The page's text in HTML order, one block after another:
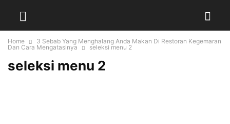
Home
3 Sebab Yang Menghalang Anda Makan Di Restoran Kegemaran
Dan Cara Mengatasinya
seleksi menu 2
seleksi menu 2